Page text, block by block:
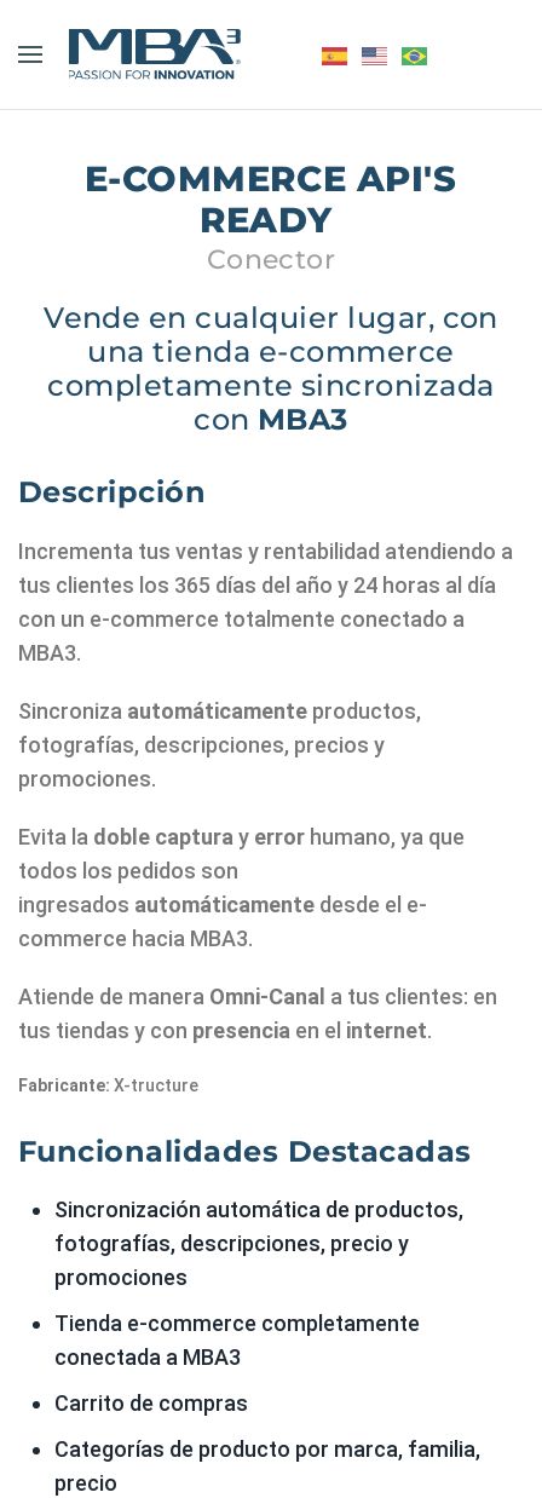
E-COMMERCE API'S
READY
Conector
Vende en cualquier lugar, con
una tienda e-commerce
completamente sincronizada
con MBA3
Descripción
Incrementa tus ventas y rentabilidad atendiendo a
tus clientes los 365 días del año y 24 horas al día
con un e-commerce totalmente conectado a
MBA3.
Sincroniza automáticamente productos,
fotografías, descripciones, precios y
promociones.
Evita la doble captura y error humano, ya que
todos los pedidos son
ingresados automáticamente desde el e-
commerce hacia MBA3.
Atiende de manera Omni-Canal a tus clientes: en
tus tiendas y con presencia en el internet.
Fabricante: X-tructure
Funcionalidades Destacadas
Sincronización automática de productos,
fotografías, descripciones, precio y
promociones
Tienda e-commerce completamente
conectada a MBA3
Carrito de compras
Categorías de producto por marca, familia,
precio